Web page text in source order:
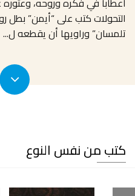
التحولات كتب على “أيمن” بطل
تلمسان” وراويها أن يقطعه ل...
كتب من نفس النوع